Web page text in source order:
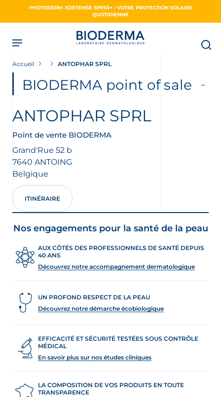
PHOTODERM XDEFENSE SPF50+ : VOTRE PROTECTION SOLAIRE
QUOTIDIENNE
FR NL
Accueil ANTOPHAR SPRL
BIODERMA point of sale
ANTOPHAR SPRL
Point de vente BIODERMA
Grand'Rue 52 b
7640 ANTOING
Belgique
ITINÉRAIRE
Nos engagements pour la santé de la peau
AUX CÔTÉS DES PROFESSIONNELS DE SANTÉ DEPUIS
40 ANS
Découvrez notre accompagnement dermatologique
UN PROFOND RESPECT DE LA PEAU
Découvrez notre démarche écobiologique
EFFICACITÉ ET SÉCURITÉ TESTÉES SOUS CONTRÔLE
MÉDICAL
En savoir plus sur nos études cliniques
LA COMPOSITION DE VOS PRODUITS EN TOUTE
TRANSPARENCE